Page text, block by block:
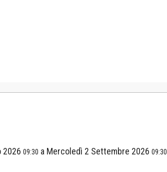
2026 09:30 a Mercoledì 2 Settembre 2026 09:30